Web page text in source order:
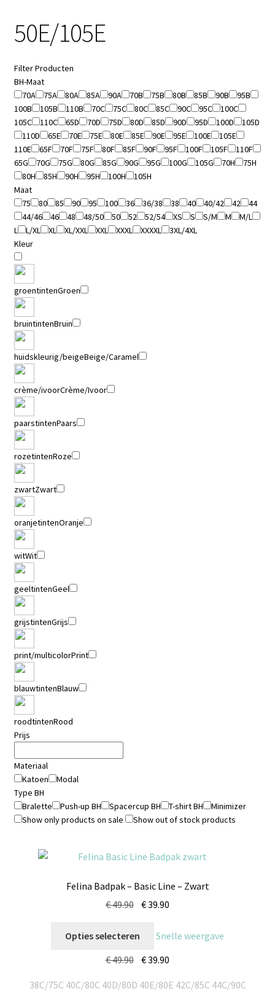
50E/105E
Filter Producten
BH-Maat
70A
75A 80A 85A 90A 70B 75B 80B 85B 90B
95B
100B
105B 110B 70C 75C 80C 85C 90C 95C
100C
105C
110C 65D 70D 75D 80D 85D 90D 95D 100D
105D
110D
65E 70E 75E 80E 85E 90E 95E 100E
105E
110E
65F 70F 75F 80F 85F 90F 95F 100F 105F
110F
65G
70G 75G 80G 85G 90G 95G 100G 105G 70H
75H
80H
85H 90H 95H 100H
105H
Maat
75
80 85 90 95 100 36 36/38 38 40 40/42 42
44
44/46
46 48 48/50 50 52 52/54 XS S S/M M
M/L
L
L/XL XL XL/XXL XXL XXXL XXXXL
3XL/4XL
Kleur
groentintenGroen
bruintintenBruin
huidskleurig/beigeBeige/Caramel
crème/ivoorCrème/Ivoor
paarstintenPaars
rozetintenRoze
zwartZwart
oranjetintenOranje
witWit
geeltintenGeel
grijstintenGrijs
print/multicolorPrint
blauwtintenBlauw
roodtintenRood
Prijs
Materiaal
Katoen
Modal
Type BH
Bralette
Push-up BH Spacercup BH T-shirt BH
Minimizer
Show only products on sale
Show out of stock products
Felina Badpak – Basic Line – Zwart
€49.90 €39.90
Opties selecteren
Snelle weergave
€49.90 €39.90
38C/75C 40C/80C 40D/80D 40E/80E 42C/85C 44C/90C